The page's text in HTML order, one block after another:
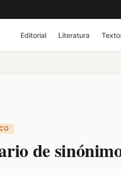
Editorial Literatura
de